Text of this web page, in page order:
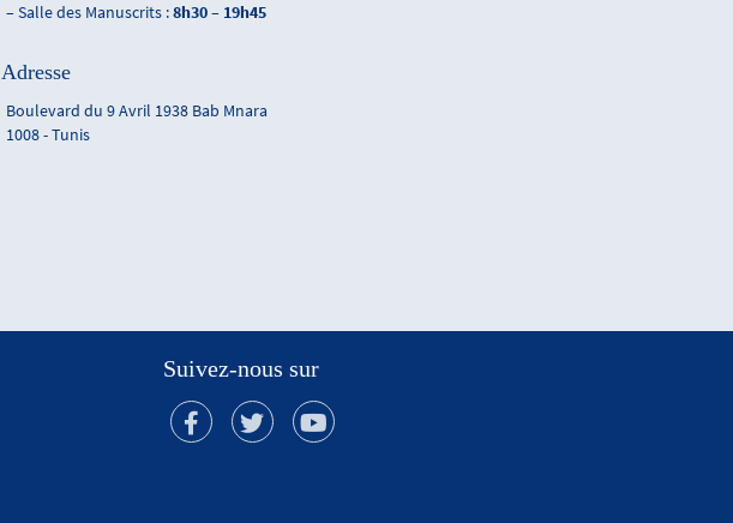
– Salle des Manuscrits :8h30 – 19h45
Adresse
Boulevard du 9 Avril 1938 Bab Mnara
1008 - Tunis
Suivez-nous sur